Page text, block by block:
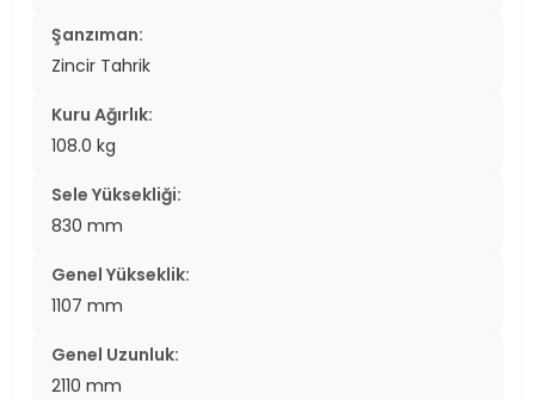
Şanzıman:
Zincir Tahrik
Kuru Ağırlık:
108.0 kg
Sele Yüksekliği:
830 mm
Genel Yükseklik:
1107 mm
Genel Uzunluk:
2110 mm